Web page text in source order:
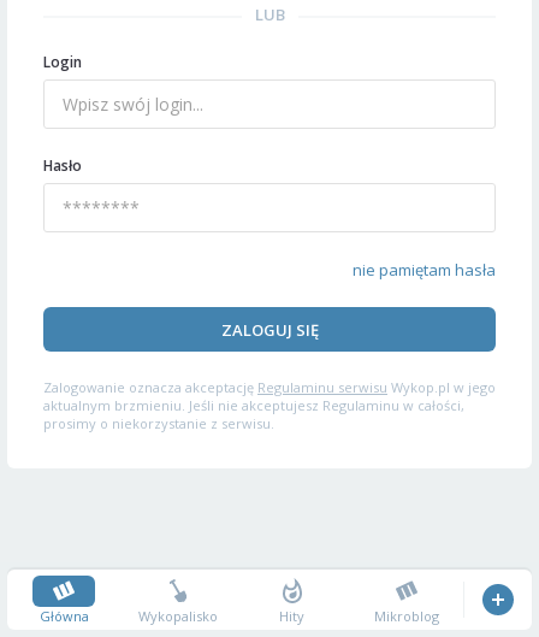
LUB
Login
Hasło
nie pamiętam hasła
ZALOGUJ SIĘ
Zalogowanie oznacza akceptację Regulaminu serwisu Wykop.pl w jego
aktualnym brzmieniu. Jeśli nie akceptujesz Regulaminu w całości,
prosimy o niekorzystanie z serwisu.
Główna Wykopalisko Hity Mikroblog